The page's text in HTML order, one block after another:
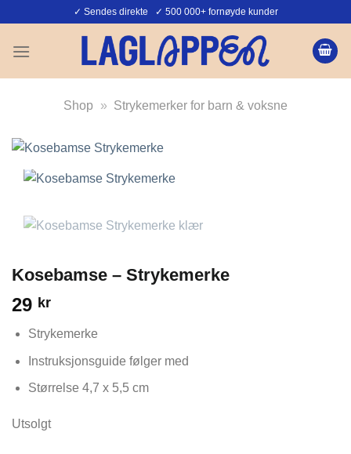
content
✓ Sendes direkte ✓ 500 000+ fornøyde kunder
Shop » Strykemerker for barn & voksne
Kosebamse – Strykemerke
29 kr
Strykemerke
Instruksjonsguide følger med
Størrelse 4,7 x 5,5 cm
Utsolgt